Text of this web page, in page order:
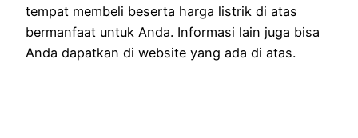
tempat membeli beserta harga listrik di atas
bermanfaat untuk Anda. Informasi lain juga bisa
Anda dapatkan di website yang ada di atas.